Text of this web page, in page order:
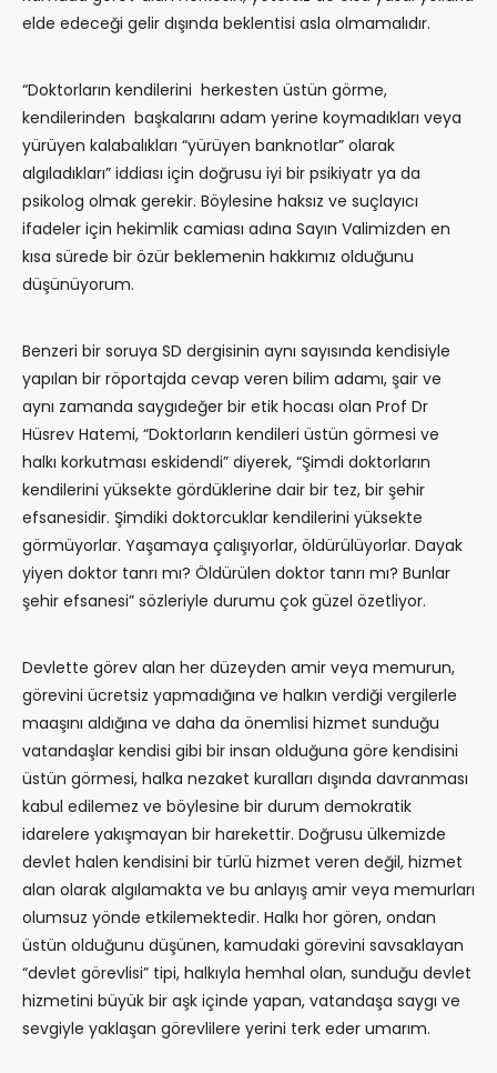
elde edeceği gelir dışında beklentisi asla olmamalıdır.
“Doktorların kendilerini herkesten üstün görme,
kendilerinden başkalarını adam yerine koymadıkları veya
yürüyen kalabalıkları “yürüyen banknotlar” olarak
algıladıkları” iddiası için doğrusu iyi bir psikiyatr ya da
psikolog olmak gerekir. Böylesine haksız ve suçlayıcı
ifadeler için hekimlik camiası adına Sayın Valimizden en
kısa sürede bir özür beklemenin hakkımız olduğunu
düşünüyorum.
Benzeri bir soruya SD dergisinin aynı sayısında kendisiyle
yapılan bir röportajda cevap veren bilim adamı, şair ve
aynı zamanda saygıdeğer bir etik hocası olan Prof Dr
Hüsrev Hatemi, “Doktorların kendileri üstün görmesi ve
halkı korkutması eskidendi” diyerek, “Şimdi doktorların
kendilerini yüksekte gördüklerine dair bir tez, bir şehir
efsanesidir. Şimdiki doktorcuklar kendilerini yüksekte
görmüyorlar. Yaşamaya çalışıyorlar, öldürülüyorlar. Dayak
yiyen doktor tanrı mı? Öldürülen doktor tanrı mı? Bunlar
şehir efsanesi” sözleriyle durumu çok güzel özetliyor.
Devlette görev alan her düzeyden amir veya memurun,
görevini ücretsiz yapmadığına ve halkın verdiği vergilerle
maaşını aldığına ve daha da önemlisi hizmet sunduğu
vatandaşlar kendisi gibi bir insan olduğuna göre kendisini
üstün görmesi, halka nezaket kuralları dışında davranması
kabul edilemez ve böylesine bir durum demokratik
idarelere yakışmayan bir harekettir. Doğrusu ülkemizde
devlet halen kendisini bir türlü hizmet veren değil, hizmet
alan olarak algılamakta ve bu anlayış amir veya memurları
olumsuz yönde etkilemektedir. Halkı hor gören, ondan
üstün olduğunu düşünen, kamudaki görevini savsaklayan
“devlet görevlisi” tipi, halkıyla hemhal olan, sunduğu devlet
hizmetini büyük bir aşk içinde yapan, vatandaşa saygı ve
sevgiyle yaklaşan görevlilere yerini terk eder umarım.